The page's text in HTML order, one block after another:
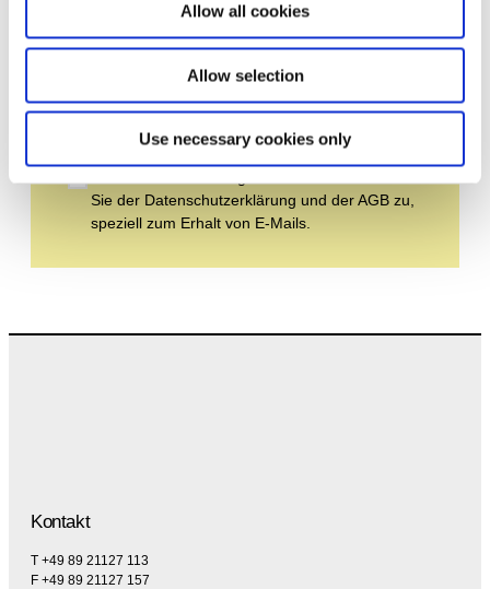
Allow all cookies
Allow selection
Use necessary cookies only
Abonnieren
Sie der Datenschutzerklärung und der AGB zu,
speziell zum Erhalt von E-Mails.
Kontakt
T +49 89 21127 113
F +49 89 21127 157